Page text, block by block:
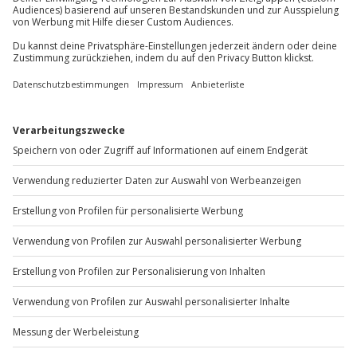
Du möchtest als Firma bestellen?
+49 89 / 60 60 89 700
b2b@jochen-schweizer.de
www.b2b.jochen-schweizer.de/
Artikelnummer:61392
Andere Produkte entdecken